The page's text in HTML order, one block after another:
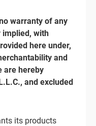
warranty of any
implied, with
here under,
and
are hereby
and excluded
its products